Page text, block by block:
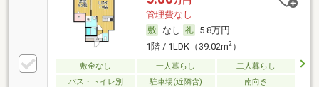
管理費なし
なし
5.8万円
1階 / 1LDK（39.02m2）
敷金なし 一人暮らし
二人暮らし
バス・トイレ別
駐車場(近隣含) 南向き